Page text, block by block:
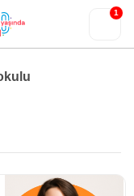
1